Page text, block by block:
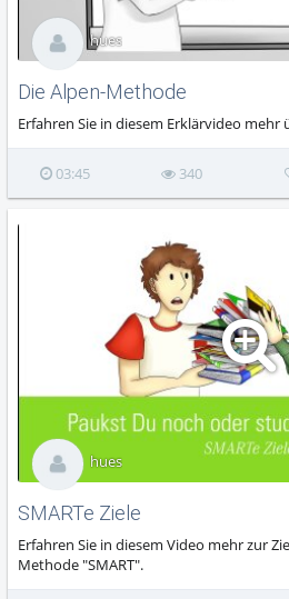
Die Alpen-Methode
Erfahren Sie in diesem Erklärvideo mehr
hues
03:45 340
SMARTe Ziele
Erfahren Sie in diesem Video mehr zur
Methode "SMART".
hues